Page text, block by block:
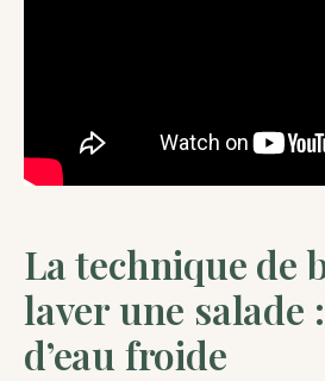
La technique de
laver une salade
d’eau froide